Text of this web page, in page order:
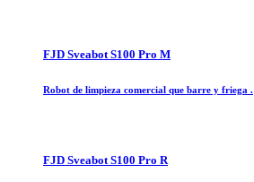
FJD Sveabot S100 Pro M
Robot de limpieza comercial que barre y friega .
FJD Sveabot S100 Pro R